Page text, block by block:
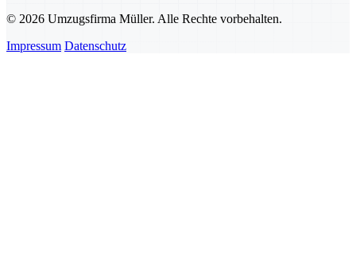
© 2026 Umzugsfirma Müller. Alle Rechte vorbehalten.
Impressum Datenschutz